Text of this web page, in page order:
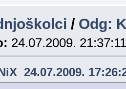
/ Odg:
24.07.2009.
24.07.2009.